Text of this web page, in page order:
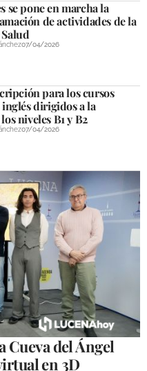
se pone en marcha la
de actividades de la
Salud
07/04/2026
para los cursos
dirigidos a la
niveles B1 y B2
07/04/2026
Cueva del Ángel
en 3D